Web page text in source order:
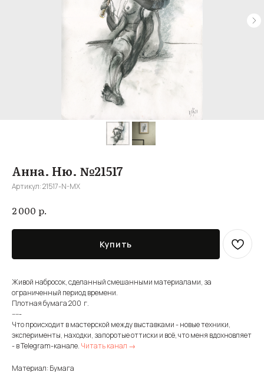
Анна. Ню. №21517
Артикул:21517-N-MX
2 000 р.
Купить
Живой набросок, сделанный смешанными материалами, за
ограниченный период времени.
Плотная бумага 200 г.
-----
Что происходит в мастерской между выставками - новые техники,
эксперименты, находки, запоротые оттиски и всё, что меня вдохновляет
- в Telegram-канале. Читать канал →
Материал: Бумага